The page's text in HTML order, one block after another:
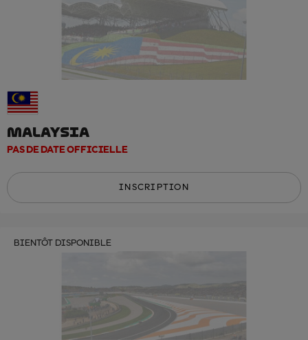
MALAYSIA
PAS DE DATE OFFICIELLE
INSCRIPTION
BIENTÔT DISPONIBLE